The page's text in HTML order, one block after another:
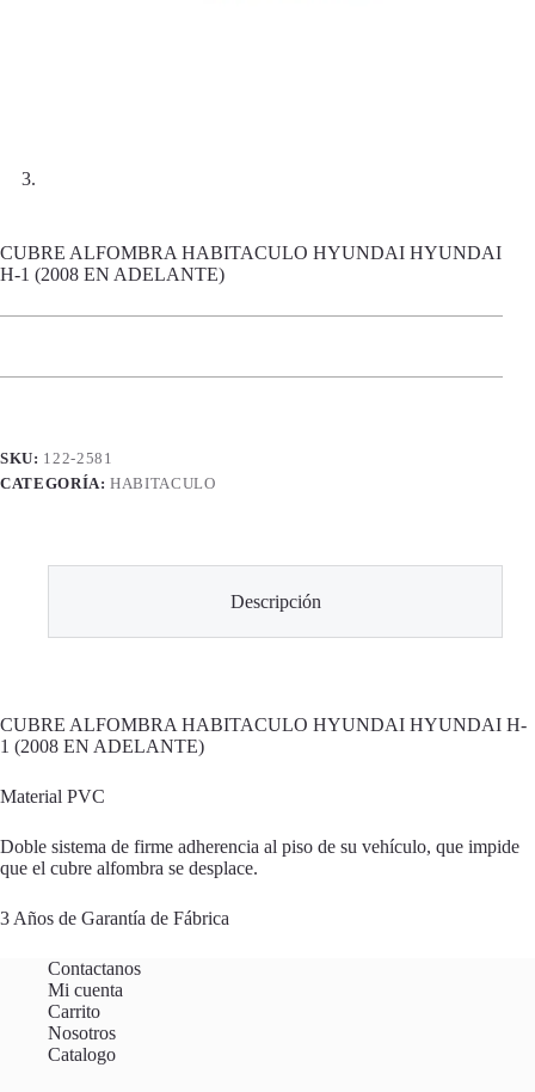
CUBRE ALFOMBRA HABITACULO HYUNDAI HYUNDAI
H-1 (2008 EN ADELANTE)
SKU: 122-2581
CATEGORÍA:HABITACULO
Descripción
CUBRE ALFOMBRA HABITACULO HYUNDAI HYUNDAI H-
1 (2008 EN ADELANTE)
Material PVC
Doble sistema de firme adherencia al piso de su vehículo, que impide
que el cubre alfombra se desplace.
3 Años de Garantía de Fábrica
Contactanos
Mi cuenta
Carrito
Nosotros
Catalogo